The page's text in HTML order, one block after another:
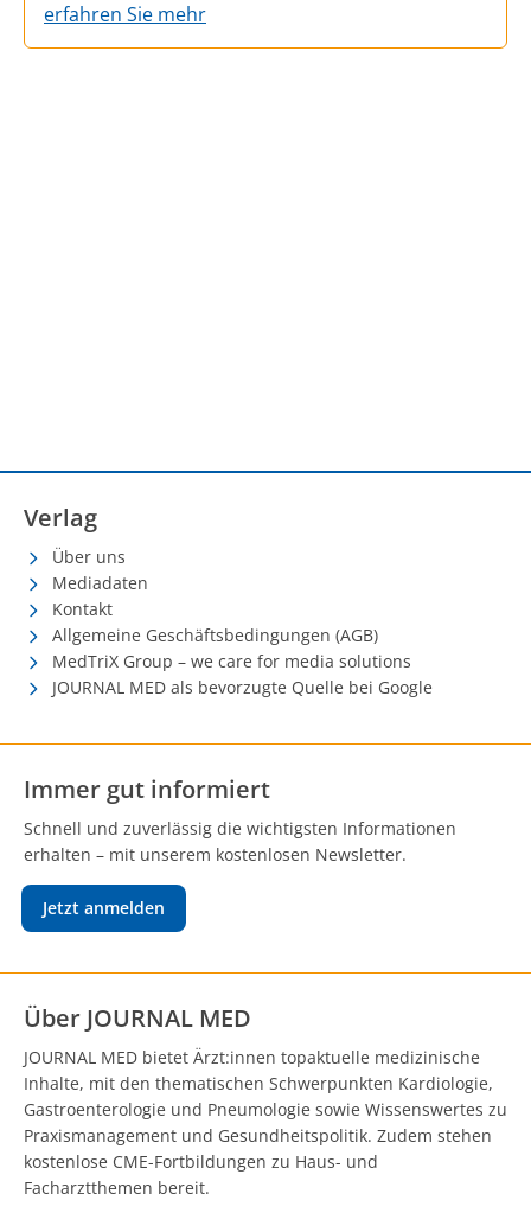
erfahren Sie mehr
Verlag
Über uns
Mediadaten
Kontakt
Allgemeine Geschäftsbedingungen (AGB)
MedTriX Group – we care for media solutions
JOURNAL MED als bevorzugte Quelle bei Google
Immer gut informiert
Schnell und zuverlässig die wichtigsten Informationen
erhalten – mit unserem kostenlosen Newsletter.
Jetzt anmelden
Über JOURNAL MED
JOURNAL MED bietet Ärzt:innen topaktuelle medizinische
Inhalte, mit den thematischen Schwerpunkten Kardiologie,
Gastroenterologie und Pneumologie sowie Wissenswertes zu
Praxismanagement und Gesundheitspolitik. Zudem stehen
kostenlose CME-Fortbildungen zu Haus- und
Facharztthemen bereit.